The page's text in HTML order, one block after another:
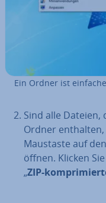
Ein Ordner ist
Sind alle Dateien,
Ordner
Maustaste auf
öffnen. Klicken
„ZIP-